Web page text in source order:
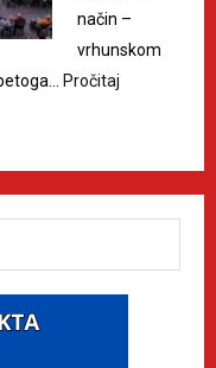
način –
vrhunskom
Pročitaj